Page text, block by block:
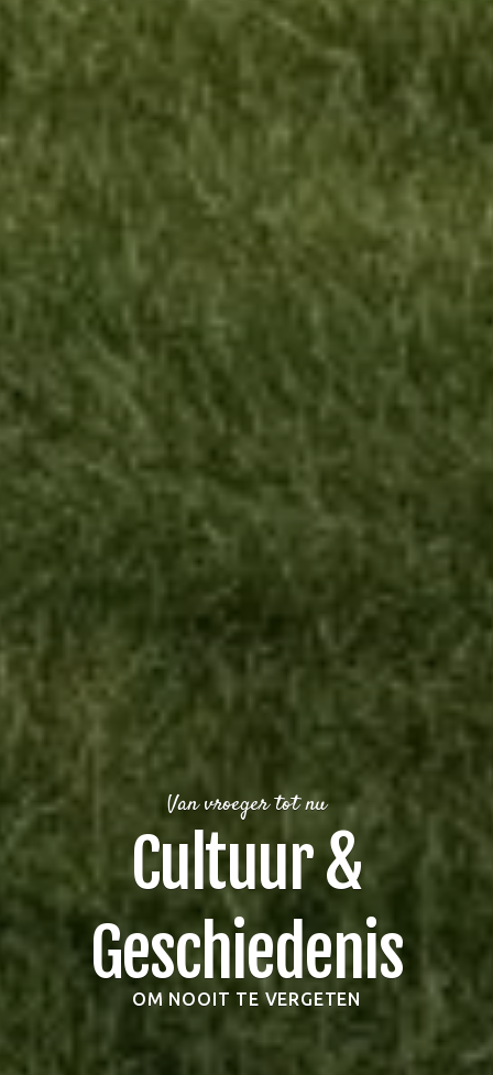
Van vroeger tot nu
Cultuur &
Geschiedenis
OM NOOIT TE VERGETEN